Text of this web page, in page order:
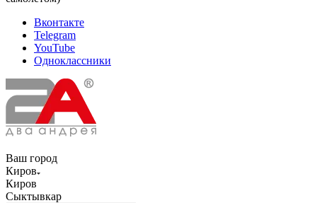
Вконтакте
Telegram
YouTube
Одноклассники
Ваш город
Киров
Киров
Сыктывкар